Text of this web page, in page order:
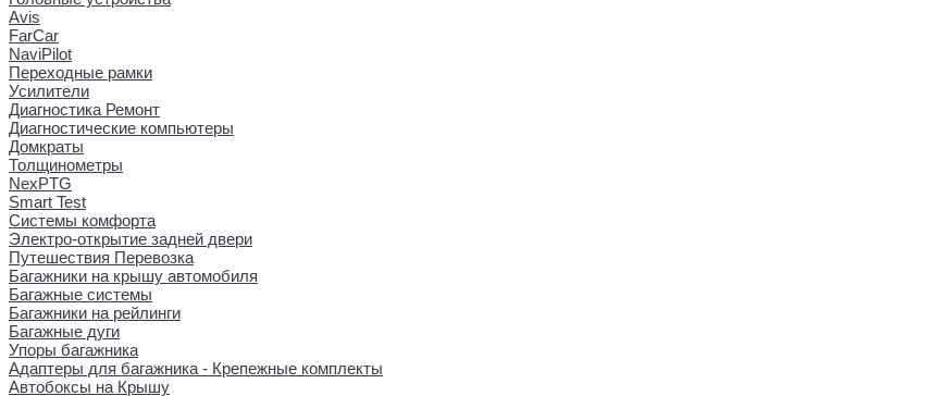
Avis
FarCar
NaviPilot
Переходные рамки
Усилители
Диагностика Ремонт
Диагностические компьютеры
Домкраты
Толщинометры
NexPTG
Smart Test
Системы комфорта
Электро-открытие задней двери
Путешествия Перевозка
Багажники на крышу автомобиля
Багажные системы
Багажники на рейлинги
Багажные дуги
Упоры багажника
Адаптеры для багажника - Крепежные комплекты
Автобоксы на Крышу